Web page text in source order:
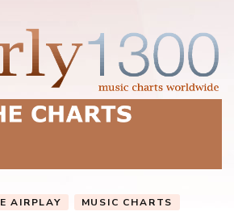
AIRPLAY MUSIC CHARTS